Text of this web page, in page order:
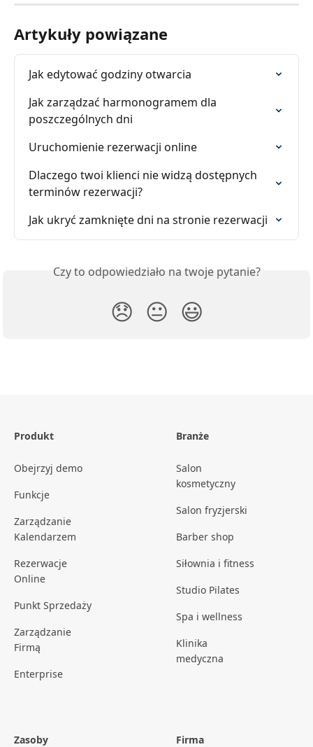
Artykuły powiązane
Jak edytować godziny otwarcia
Jak zarządzać harmonogramem dla
poszczególnych dni
Uruchomienie rezerwacji online
Dlaczego twoi klienci nie widzą dostępnych
terminów rezerwacji?
Jak ukryć zamknięte dni na stronie rezerwacji
Czy to odpowiedziało na twoje pytanie?
😞 😐 😃
Produkt
Obejrzyj demo
Funkcje
Zarządzanie
Kalendarzem
Rezerwacje
Online
Punkt Sprzedaży
Zarządzanie
Firmą
Enterprise
Branże
Salon
kosmetyczny
Salon fryzjerski
Barber shop
Siłownia i fitness
Studio Pilates
Spa i wellness
Klinika
medyczna
Zasoby Firma